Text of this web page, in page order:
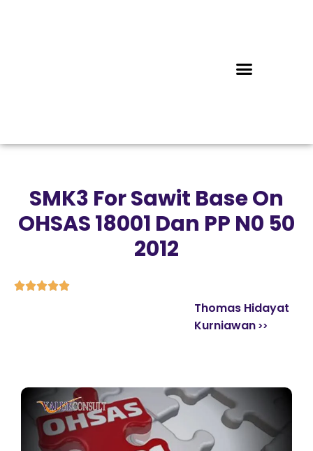
SMK3 For Sawit Base On
OHSAS 18001 Dan PP N0 50
2012

Thomas Hidayat
Kurniawan